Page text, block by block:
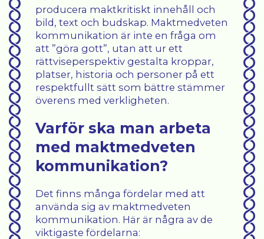
producera maktkritiskt innehåll och
bild, text och budskap. Maktmedveten
kommunikation är inte en fråga om
att ”göra gott”, utan att ur ett
rättviseperspektiv gestalta kroppar,
platser, historia och personer på ett
respektfullt sätt som bättre stämmer
överens med verkligheten.
Varför ska man arbeta
med maktmedveten
kommunikation?
Det finns många fördelar med att
använda sig av maktmedveten
kommunikation. Här är några av de
viktigaste fördelarna: